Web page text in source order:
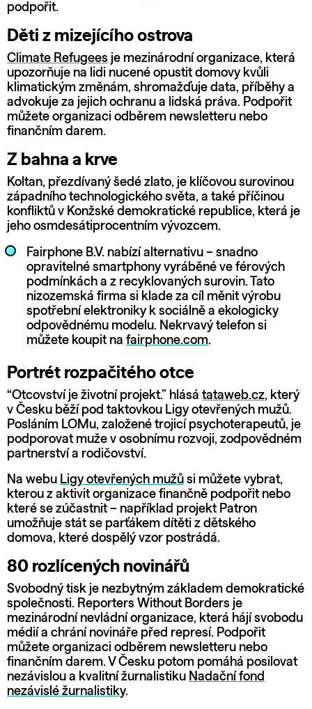
podpořit.
Děti z mizejícího ostrova
Climate Refugees je mezinárodní organizace, která
upozorňuje na lidi nucené opustit domovy kvůli
klimatickým změnám, shromažďuje data, příběhy a
advokuje za jejich ochranu a lidská práva. Podpořit
můžete organizaci odběrem newsletteru nebo
finančním darem.
Z bahna a krve
Koltan, přezdívaný šedé zlato, je klíčovou surovinou
západního technologického světa, a také příčinou
konfliktů v Konžské demokratické republice, která je
jeho osmdesátiprocentním vývozcem.
Fairphone B.V. nabízí alternativu – snadno
opravitelné smartphony vyráběné ve férových
podmínkách a z recyklovaných surovin. Tato
nizozemská firma si klade za cíl měnit výrobu
spotřební elektroniky k sociálně a ekologicky
odpovědnému modelu. Nekrvavý telefon si
můžete koupit na fairphone.com.
Portrét rozpačitého otce
“Otcovství je životní projekt.” hlásá tataweb.cz, který
v Česku běží pod taktovkou Ligy otevřených mužů.
Posláním LOMu, založené trojicí psychoterapeutů, je
podporovat muže v osobnímu rozvoji, zodpovědném
partnerství a rodičovství.
Na webu Ligy otevřených mužů si můžete vybrat,
kterou z aktivit organizace finančně podpořit nebo
které se zúčastnit – například projekt Patron
umožňuje stát se parťákem dítěti z dětského
domova, které dospělý vzor postrádá.
80 rozlícených novinářů
Svobodný tisk je nezbytným základem demokratické
společnosti. Reporters Without Borders je
mezinárodní nevládní organizace, která hájí svobodu
médií a chrání novináře před represí. Podpořit
můžete organizaci odběrem newsletteru nebo
finančním darem. V Česku potom pomáhá posilovat
nezávislou a kvalitní žurnalistiku Nadační fond
nezávislé žurnalistiky.